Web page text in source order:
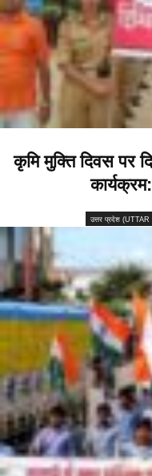
कृमि मुक्ति दिवस पर
उत्तर प्रदेश